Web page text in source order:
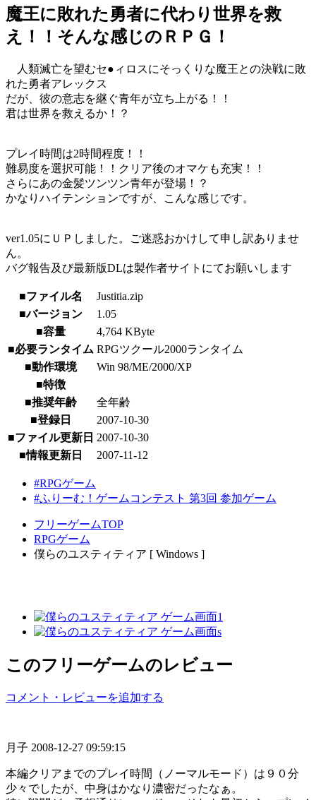
魔王に敗れた勇者に代わり世界を救
え！！そんな感じのＲＰＧ！
人類滅亡を望むセ●ィロスにそっくりな魔王との決戦に敗
れた勇者アレックス
だが、彼の意志を継ぐ青年が立ち上がる！！
君は世界を救えるか！？
プレイ時間は2時間程度！！
難易度を選択可能！！クリア後のオマケも充実！！
さらにあの金髪ツンツン青年が登場！？
かなりハイテンションですが、こんな感じです。
ver1.05にＵＰしました。ご迷惑おかけして申し訳ありませ
ん。
バグ報告及び最新版DLは製作者サイトにてお願いします
■ファイル名
Justitia.zip
■バージョン
1.05
■容量
4,764 KByte
■必要ランタイム RPGツクール2000ランタイム
■動作環境
Win 98/ME/2000/XP
■特徴
■推奨年齢
全年齢
■登録日
2007-10-30
■ファイル更新日 2007-10-30
■情報更新日
2007-11-12
#RPGゲーム
#ふりーむ！ゲームコンテスト 第3回 参加ゲーム
フリーゲームTOP
RPGゲーム
僕らのユスティティア [ Windows ]
このフリーゲームのレビュー
コメント・レビューを追加する
月子 2008-12-27 09:59:15
本編クリアまでのプレイ時間（ノーマルモード）は９０分
少々でしたが、中身はかなり濃密だったなぁ。